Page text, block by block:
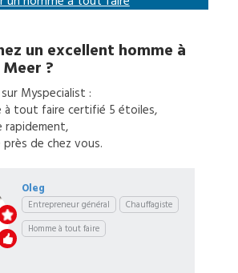
un excellent homme à
Meer ?
Myspecialist :
à tout faire certifié 5 étoiles,
rapidement,
de chez vous.
Oleg
Entrepreneur général
Chauffagiste
Homme à tout faire